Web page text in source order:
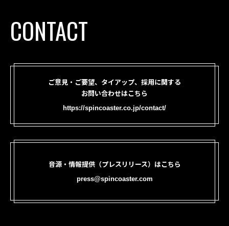
CONTACT
ご意見・ご要望、タイアップ、採用に関する
お問い合わせはこちら
https://spincoaster.co.jp/contact/
音源・情報提供（プレスリリース）はこちら
press@spincoaster.com